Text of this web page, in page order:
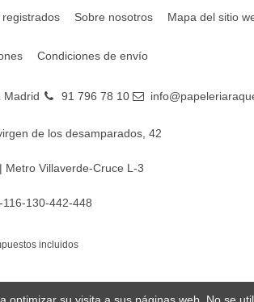
Sobre nosotros Mapa del sitio
Condiciones de envío
Madrid 91 796 78 10
de los desamparados, 42
Metro Villaverde-Cruce L-3
130-442-448
incluidos